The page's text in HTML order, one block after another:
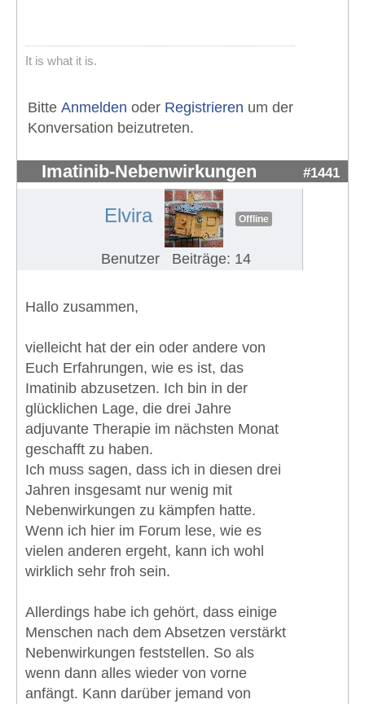
It is what it is.
Bitte Anmelden oder Registrieren um der
Konversation beizutreten.
Imatinib-Nebenwirkungen #1441
Elvira Offline
Benutzer Beiträge: 14
Hallo zusammen,
vielleicht hat der ein oder andere von
Euch Erfahrungen, wie es ist, das
Imatinib abzusetzen. Ich bin in der
glücklichen Lage, die drei Jahre
adjuvante Therapie im nächsten Monat
geschafft zu haben.
Ich muss sagen, dass ich in diesen drei
Jahren insgesamt nur wenig mit
Nebenwirkungen zu kämpfen hatte.
Wenn ich hier im Forum lese, wie es
vielen anderen ergeht, kann ich wohl
wirklich sehr froh sein.
Allerdings habe ich gehört, dass einige
Menschen nach dem Absetzen verstärkt
Nebenwirkungen feststellen. So als
wenn dann alles wieder von vorne
anfängt. Kann darüber jemand von